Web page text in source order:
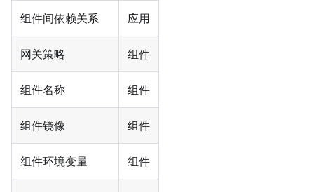
组件间依赖关系 应用
网关策略 组件
组件名称 组件
组件镜像 组件
组件环境变量 组件